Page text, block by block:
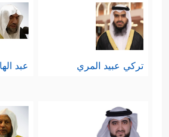
تركي عبيد المري عبد